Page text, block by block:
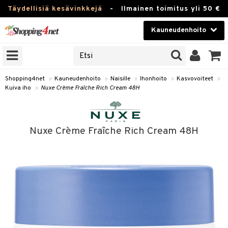
Täydellisiä kesävinkkejä - Ilmainen toimitus yli 50 €
Kauneudenhoito
Kauneudenhoito
Piilolinssit
Fitness
Kampanjat
Shopping4net » Kauneudenhoito » Naisille » Ihonhoito » Kasvovoiteet »
Kuiva iho
» Nuxe Crème Fraîche Rich Cream 48H
Nuxe Crème Fraîche Rich Cream 48H
tuotteet